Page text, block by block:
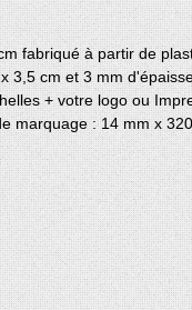
fabriqué à partir de
3,5 cm et 3 mm
+ votre logo ou
marquage : 14 mm x